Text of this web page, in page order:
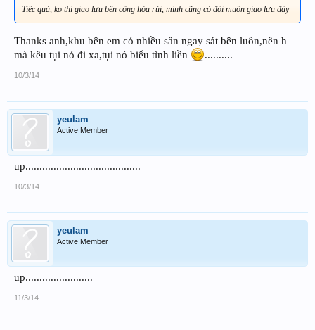
Tiếc quá, ko thì giao lưu bên cộng hòa rùi, mình cũng có đội muốn giao lưu đây
Thanks anh,khu bên em có nhiều sân ngay sát bên luôn,nên h
mà kêu tụi nó đi xa,tụi nó biểu tình liền
..........
10/3/14
yeulam
Active Member
up.........................................
10/3/14
yeulam
Active Member
up........................
11/3/14